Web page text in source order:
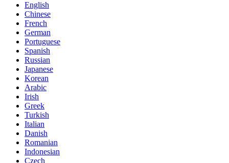
English
Chinese
French
German
Portuguese
Spanish
Russian
Japanese
Korean
Arabic
Irish
Greek
Turkish
Italian
Danish
Romanian
Indonesian
Czech